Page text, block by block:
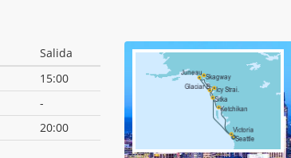
Salida
15:00
-
20:00